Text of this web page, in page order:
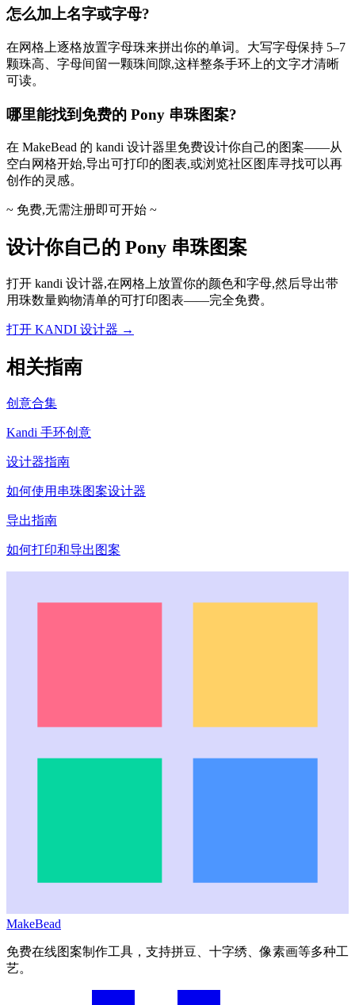
怎么加上名字或字母?
在网格上逐格放置字母珠来拼出你的单词。大写字母保持 5–7
颗珠高、字母间留一颗珠间隙,这样整条手环上的文字才清晰
可读。
哪里能找到免费的 Pony 串珠图案?
在 MakeBead 的 kandi 设计器里免费设计你自己的图案——从
空白网格开始,导出可打印的图表,或浏览社区图库寻找可以再
创作的灵感。
~ 免费,无需注册即可开始 ~
设计你自己的 Pony 串珠图案
打开 kandi 设计器,在网格上放置你的颜色和字母,然后导出带
用珠数量购物清单的可打印图表——完全免费。
打开 KANDI 设计器 →
相关指南
创意合集
Kandi 手环创意
设计器指南
如何使用串珠图案设计器
导出指南
如何打印和导出图案
MakeBead
免费在线图案制作工具，支持拼豆、十字绣、像素画等多种工
艺。